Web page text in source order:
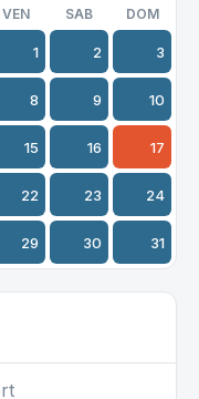
VEN SAB DOM
1 2 3
8 9 10
15 16 17
22 23 24
29 30 31